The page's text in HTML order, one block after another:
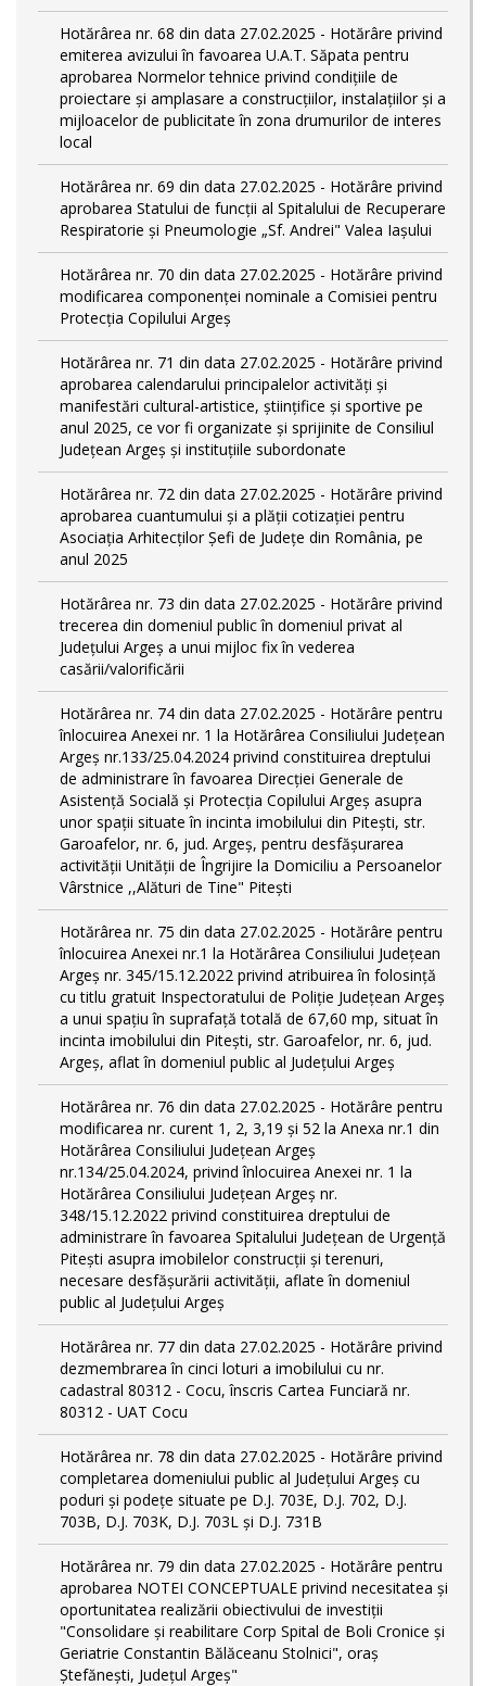
Hotărârea nr. 68 din data 27.02.2025 - Hotărâre privind
emiterea avizului în favoarea U.A.T. Săpata pentru
aprobarea Normelor tehnice privind condiţiile de
proiectare şi amplasare a construcţiilor, instalaţiilor şi a
mijloacelor de publicitate în zona drumurilor de interes
local
Hotărârea nr. 69 din data 27.02.2025 - Hotărâre privind
aprobarea Statului de funcţii al Spitalului de Recuperare
Respiratorie și Pneumologie „Sf. Andrei" Valea Iașului
Hotărârea nr. 70 din data 27.02.2025 - Hotărâre privind
modificarea componenței nominale a Comisiei pentru
Protecția Copilului Argeș
Hotărârea nr. 71 din data 27.02.2025 - Hotărâre privind
aprobarea calendarului principalelor activităţi şi
manifestări cultural-artistice, ştiinţifice şi sportive pe
anul 2025, ce vor fi organizate şi sprijinite de Consiliul
Judeţean Argeş şi instituţiile subordonate
Hotărârea nr. 72 din data 27.02.2025 - Hotărâre privind
aprobarea cuantumului și a plății cotizației pentru
Asociația Arhitecților Șefi de Județe din România, pe
anul 2025
Hotărârea nr. 73 din data 27.02.2025 - Hotărâre privind
trecerea din domeniul public în domeniul privat al
Județului Argeș a unui mijloc fix în vederea
casării/valorificării
Hotărârea nr. 74 din data 27.02.2025 - Hotărâre pentru
înlocuirea Anexei nr. 1 la Hotărârea Consiliului Județean
Argeș nr.133/25.04.2024 privind constituirea dreptului
de administrare în favoarea Direcției Generale de
Asistență Socială și Protecția Copilului Argeș asupra
unor spații situate în incinta imobilului din Pitești, str.
Garoafelor, nr. 6, jud. Argeș, pentru desfășurarea
activității Unității de Îngrijire la Domiciliu a Persoanelor
Vârstnice ,,Alături de Tine" Pitești
Hotărârea nr. 75 din data 27.02.2025 - Hotărâre pentru
înlocuirea Anexei nr.1 la Hotărârea Consiliului Județean
Argeș nr. 345/15.12.2022 privind atribuirea în folosință
cu titlu gratuit Inspectoratului de Poliție Județean Argeș
a unui spațiu în suprafață totală de 67,60 mp, situat în
incinta imobilului din Pitești, str. Garoafelor, nr. 6, jud.
Argeș, aflat în domeniul public al Județului Argeș
Hotărârea nr. 76 din data 27.02.2025 - Hotărâre pentru
modificarea nr. curent 1, 2, 3,19 și 52 la Anexa nr.1 din
Hotărârea Consiliului Județean Argeș
nr.134/25.04.2024, privind înlocuirea Anexei nr. 1 la
Hotărârea Consiliului Județean Argeș nr.
348/15.12.2022 privind constituirea dreptului de
administrare în favoarea Spitalului Județean de Urgență
Pitești asupra imobilelor construcții și terenuri,
necesare desfășurării activității, aflate în domeniul
public al Județului Argeș
Hotărârea nr. 77 din data 27.02.2025 - Hotărâre privind
dezmembrarea în cinci loturi a imobilului cu nr.
cadastral 80312 - Cocu, înscris Cartea Funciară nr.
80312 - UAT Cocu
Hotărârea nr. 78 din data 27.02.2025 - Hotărâre privind
completarea domeniului public al Judeţului Argeş cu
poduri și podețe situate pe D.J. 703E, D.J. 702, D.J.
703B, D.J. 703K, D.J. 703L și D.J. 731B
Hotărârea nr. 79 din data 27.02.2025 - Hotărâre pentru
aprobarea NOTEI CONCEPTUALE privind necesitatea și
oportunitatea realizării obiectivului de investiții
"Consolidare și reabilitare Corp Spital de Boli Cronice și
Geriatrie Constantin Bălăceanu Stolnici", oraș
Ștefănești, Județul Argeș"